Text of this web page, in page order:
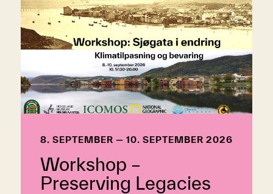
8. SEPTEMBER — 10. SEPTEMBER 2026
Workshop –
Preserving Legacies